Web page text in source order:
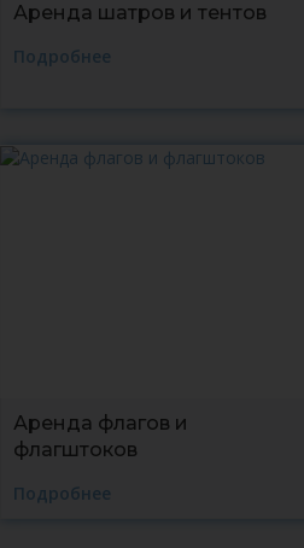
Аренда шатров и тентов
Подробнее
Аренда флагов и
флагштоков
Подробнее